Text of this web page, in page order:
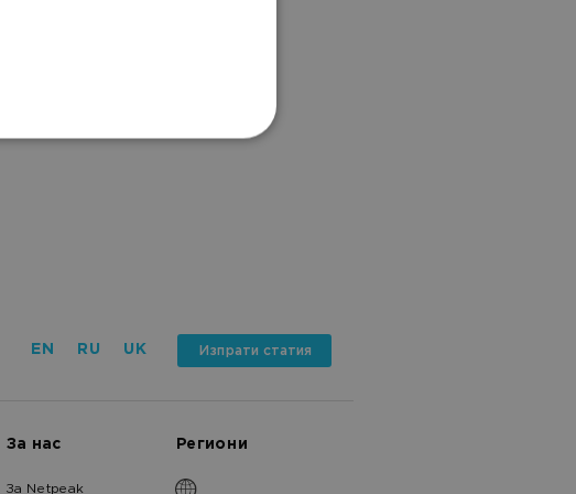
EN RU UK Изпрати статия
За нас
За Netpeak
Региони